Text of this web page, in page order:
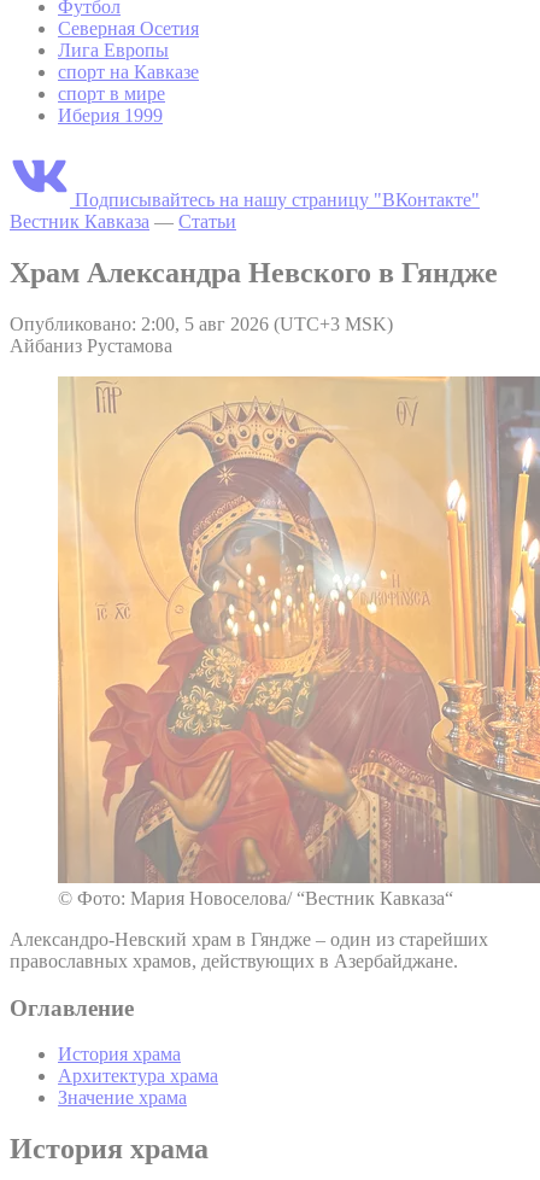
Футбол
Северная Осетия
Лига Европы
спорт на Кавказе
спорт в мире
Иберия 1999
Подписывайтесь на нашу страницу "ВКонтакте"
Вестник Кавказа — Статьи
Храм Александра Невского в Гяндже
Опубликовано: 2:00, 5 авг 2026 (UTC+3 MSK)
Айбаниз Рустамова
© Фото: Мария Новоселова/ “Вестник Кавказа“
Александро-Невский храм в Гяндже – один из старейших
православных храмов, действующих в Азербайджане.
Оглавление
История храма
Архитектура храма
Значение храма
История храма